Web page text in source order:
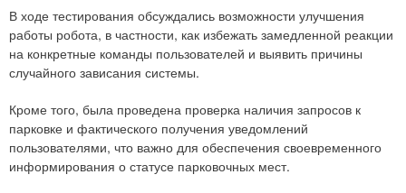
В ходе тестирования обсуждались возможности улучшения
работы робота, в частности, как избежать замедленной реакции
на конкретные команды пользователей и выявить причины
случайного зависания системы.
Кроме того, была проведена проверка наличия запросов к
парковке и фактического получения уведомлений
пользователями, что важно для обеспечения своевременного
информирования о статусе парковочных мест.